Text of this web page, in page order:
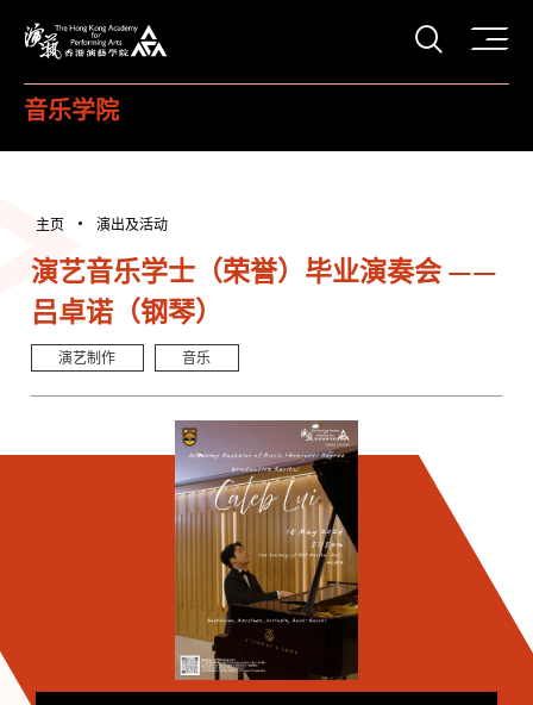
打开
音乐学院
主页 演出及活动
演艺音乐学士（荣誉）毕业演奏会 ——
吕卓诺（钢琴）
演艺制作 音乐